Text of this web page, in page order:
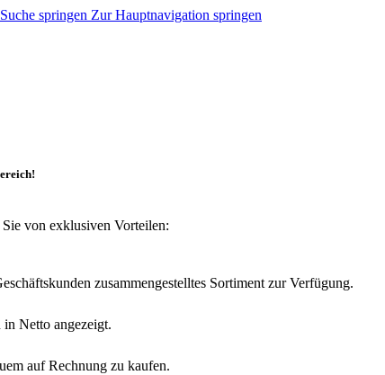
springen Zur Hauptnavigation springen
von exklusiven Vorteilen:
zusammengestelltes Sortiment zur Verfügung.
Netto angezeigt.
auf Rechnung zu kaufen.